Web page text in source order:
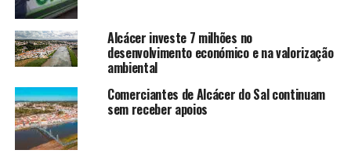
Alcácer investe 7 milhões no
desenvolvimento económico e na valorização
ambiental
Comerciantes de Alcácer do Sal continuam
sem receber apoios